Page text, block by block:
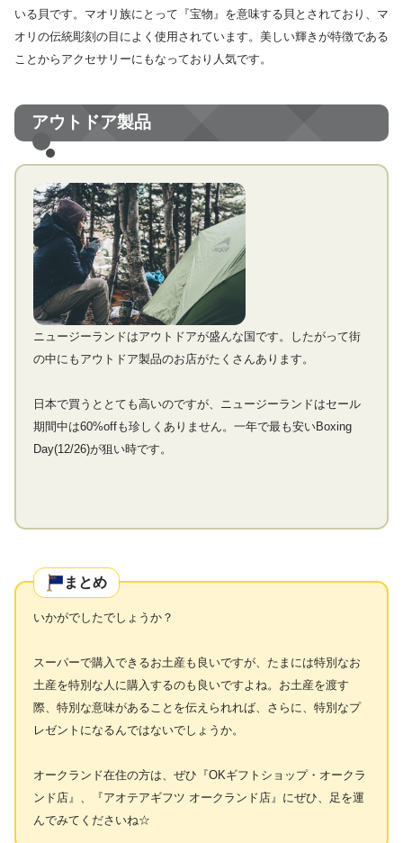
いる貝です。マオリ族にとって『宝物』を意味する貝とされており、マ
オリの伝統彫刻の目によく使用されています。美しい輝きが特徴である
ことからアクセサリーにもなっており人気です。
アウトドア製品
ニュージーランドはアウトドアが盛んな国です。したがって街
の中にもアウトドア製品のお店がたくさんあります。
日本で買うととても高いのですが、ニュージーランドはセール
期間中は60%offも珍しくありません。一年で最も安いBoxing
Day(12/26)が狙い時です。
まとめ
いかがでしたでしょうか？
スーパーで購入できるお土産も良いですが、たまには特別なお
土産を特別な人に購入するのも良いですよね。お土産を渡す
際、特別な意味があることを伝えられれば、さらに、特別なプ
レゼントになるんではないでしょうか。
オークランド在住の方は、ぜひ『OKギフトショップ・オークラ
ンド店』、『アオテアギフツ オークランド店』にぜひ、足を運
んでみてくださいね☆